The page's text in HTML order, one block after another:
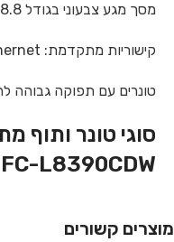
מסך מגע צבעוני בגודל 8.8 ס"מ לניהול קל.
קישוריות מתקדמת: Wi-Fi, Ethernet ו-USB.
טונרים עם תפוקה גבוהה
סוגי טונר ותוף
L8390CDW :
מוצרים קשורים